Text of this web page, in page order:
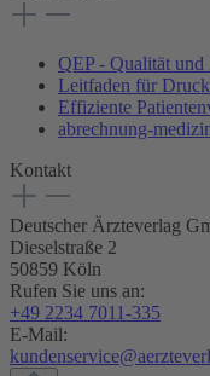
QEP - Qualität
Leitfaden für
Effiziente
abrechnung-
Kontakt
Deutscher Ärzteverlag
Dieselstraße 2
50859 Köln
Rufen Sie uns an:
+49 2234 7011-335
E-Mail: